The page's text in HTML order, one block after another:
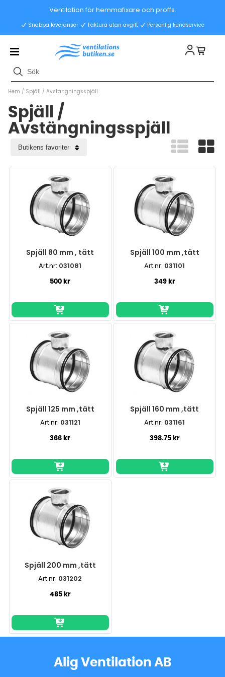
Ventilation för hemmafixare och proffs.
Snabba leveranser Faktura utan avgift Personlig kundservice
Hem / Spjäll / Avstängningsspjäll
Spjäll /
Avstängningsspjäll
Spjäll 80 mm , tätt
Art.nr: 031081
500 kr
Spjäll 100 mm ,tätt
Art.nr: 031101
349 kr
Spjäll 125 mm ,tätt
Art.nr: 031121
366 kr
Spjäll 160 mm ,tätt
Art.nr: 031161
398.75 kr
Spjäll 200 mm ,tätt
Art.nr: 031202
485 kr
Alig Ventilation AB